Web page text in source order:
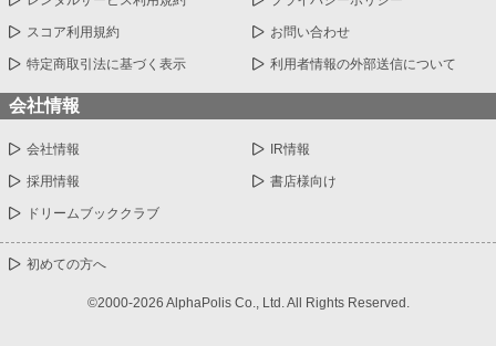
スコア利用規約 お問い合わせ
特定商取引法に基づく表示 利用者情報の外部送信について
会社情報
会社情報 IR情報
採用情報 書店様向け
ドリームブッククラブ
初めての方へ
©2000-2026 AlphaPolis Co., Ltd. All Rights Reserved.